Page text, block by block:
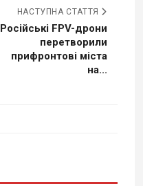
НАСТУПНА СТАТТЯ
Російські FPV-дрони
перетворили
прифронтові міста
на...